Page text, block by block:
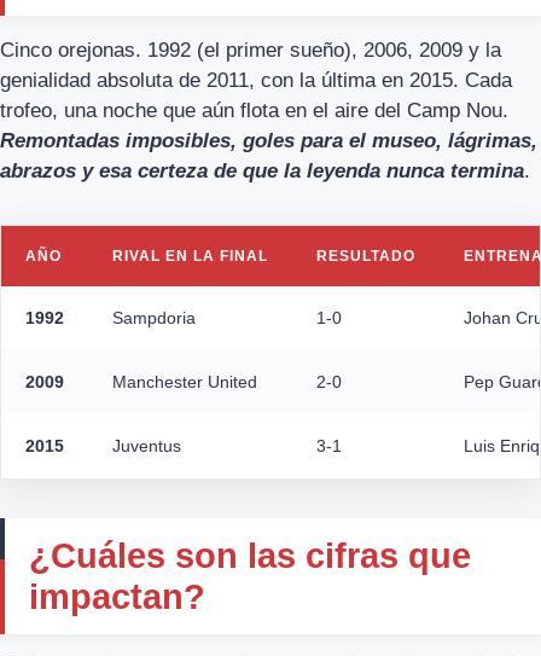
Cinco orejonas. 1992 (el primer sueño), 2006, 2009 y la
genialidad absoluta de 2011, con la última en 2015. Cada
trofeo, una noche que aún flota en el aire del Camp Nou.
Remontadas imposibles, goles para el museo, lágrimas,
abrazos y esa certeza de que la leyenda nunca termina.
AÑO RIVAL EN LA FINAL RESULTADO
1992 Sampdoria 1-0 Johan
2009 Manchester United 2-0 Pep
2015 Juventus 3-1 Luis
¿Cuáles son las cifras que
impactan?